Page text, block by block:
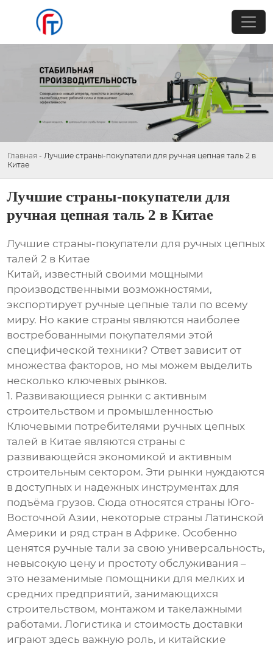
Главная - Лучшие страны-покупатели для ручная цепная таль 2 в
Китае
Лучшие страны-покупатели для
ручная цепная таль 2 в Китае
Лучшие страны-покупатели для ручных цепных
талей 2 в Китае
Китай, известный своими мощными
производственными возможностями,
экспортирует ручные цепные тали по всему
миру. Но какие страны являются наиболее
востребованными покупателями этой
специфической техники? Ответ зависит от
множества факторов, но мы можем выделить
несколько ключевых рынков.
1. Развивающиеся рынки с активным
строительством и промышленностью
Ключевыми потребителями ручных цепных
талей в Китае являются страны с
развивающейся экономикой и активным
строительным сектором. Эти рынки нуждаются
в доступных и надежных инструментах для
подъёма грузов. Сюда относятся страны Юго-
Восточной Азии, некоторые страны Латинской
Америки и ряд стран в Африке. Особенно
ценятся ручные тали за свою универсальность,
невысокую цену и простоту обслуживания –
это незаменимые помощники для мелких и
средних предприятий, занимающихся
строительством, монтажом и такелажными
работами. Логистика и стоимость доставки
играют здесь важную роль, и китайские